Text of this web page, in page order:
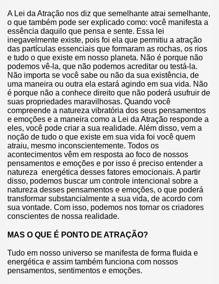
A Lei da Atração nos diz que semelhante atrai semelhante,
o que também pode ser explicado como: você manifesta a
essência daquilo que pensa e sente. Essa lei
inegavelmente existe, pois foi ela que permitiu a atração
das partículas essenciais que formaram as rochas, os rios
e tudo o que existe em nosso planeta. Não é porque não
podemos vê-la, que não podemos acreditar ou testá-la.
Não importa se você sabe ou não da sua existência, de
uma maneira ou outra ela estará agindo em sua vida. Não
é porque não a conhece direito que não poderá usufruir de
suas propriedades maravilhosas. Quando você
compreende a natureza vibratória dos seus pensamentos
e emoções e a maneira como a Lei da Atração responde a
eles, você pode criar a sua realidade. Além disso, vem a
noção de tudo o que existe em sua vida foi você quem
atraiu, mesmo inconscientemente. Todos os
acontecimentos vêm em resposta ao foco de nossos
pensamentos e emoções e por isso é preciso entender a
natureza energética desses fatores emocionais. A partir
disso, podemos buscar um controle intencional sobre a
natureza desses pensamentos e emoções, o que poderá
transformar substancialmente a sua vida, de acordo com
sua vontade. Com isso, podemos nos tornar os criadores
conscientes de nossa realidade.
MAS O QUE É PONTO DE ATRAÇÃO?
Tudo em nosso universo se manifesta de forma fluida e
energética e assim também funciona com nossos
pensamentos, sentimentos e emoções.